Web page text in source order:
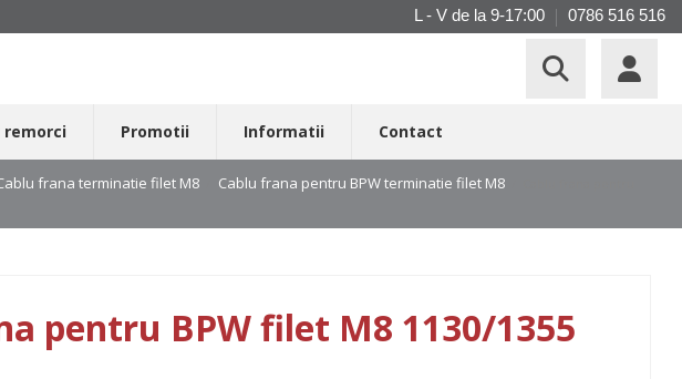
L - V de la 9-17:00 0786 516 516
remorci Promotii Informatii Contact
frana terminatie filet M8 Cablu frana pentru BPW terminatie filet M8
pentru BPW filet M8 1130/1355